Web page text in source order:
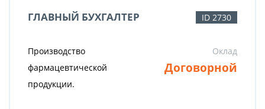
ГЛАВНЫЙ БУХГАЛТЕР ID 2730
Производство
фармацевтической
продукции.
Оклад
Договорной